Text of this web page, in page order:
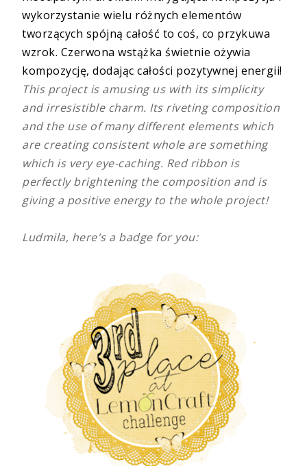
wykorzystanie wielu różnych elementów
tworzących spójną całość to coś, co przykuwa
wzrok. Czerwona wstążka świetnie ożywia
kompozycję, dodając całości pozytywnej energii!
This project is amusing us with its simplicity
and irresistible charm. Its riveting composition
and the use of many different elements which
are creating consistent whole are something
which is very eye-caching. Red ribbon is
perfectly brightening the composition and is
giving a positive energy to the whole project!
Ludmila, here's a badge for you: